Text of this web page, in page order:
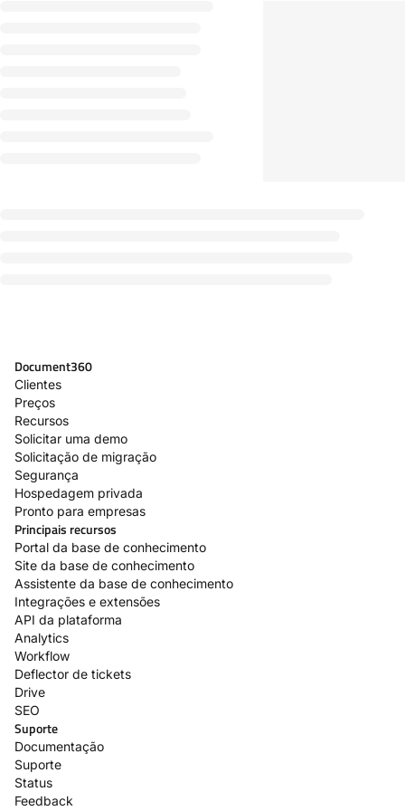
Document360
Clientes
Preços
Recursos
Solicitar uma demo
Solicitação de migração
Segurança
Hospedagem privada
Pronto para empresas
Principais recursos
Portal da base de conhecimento
Site da base de conhecimento
Assistente da base de conhecimento
Integrações e extensões
API da plataforma
Analytics
Workflow
Deflector de tickets
Drive
SEO
Suporte
Documentação
Suporte
Status
Feedback